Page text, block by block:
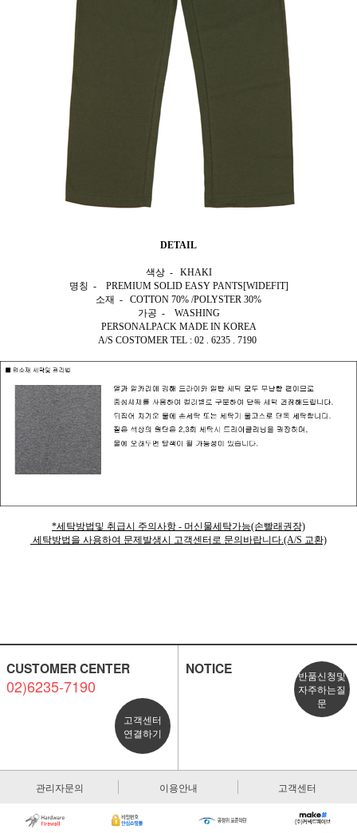
DETAIL
색상 - KHAKI
명칭 - PREMIUM SOLID EASY PANTS[WIDEFIT]
소재 - COTTON 70% /POLYSTER 30%
가공 - WASHING
PERSONALPACK MADE IN KOREA
A/S COSTOMER TEL : 02 . 6235 . 7190
*세탁방법및 취급시 주의사항 - 머신물세탁가능(손빨래권장)
세탁방법을 사용하여 문제발생시 고객센터로 문의바랍니다.(A/S 교환)
CUSTOMER CENTER
02)6235-7190
고객센터
연결하기
NOTICE
반품신청및
자주하는질
문
관리자문의 이용안내 고객센터